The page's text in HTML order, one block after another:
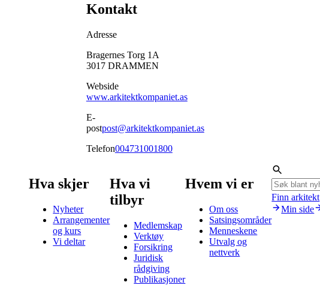
Kontakt
Adresse
Bragernes Torg 1A
3017 DRAMMEN
Webside
www.arkitektkompaniet.as
E-
postpost@arkitektkompaniet.as
Telefon004731001800
Hva skjer
Nyheter
Arrangementer
og kurs
Vi deltar
Hva vi
tilbyr
Medlemskap
Verktøy
Forsikring
Juridisk
rådgiving
Publikasjoner
Hvem vi er
Om oss
Satsingsområder
Menneskene
Utvalg og
nettverk
Finn arkitekt
Min side